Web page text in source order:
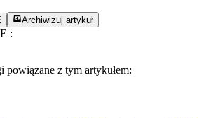
Archiwizuj artykuł
:
powiązane z tym artykułem: